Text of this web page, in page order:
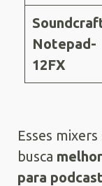
Notepad-
12FX
Esses
busca
para